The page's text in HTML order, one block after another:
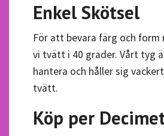
Enkel Skötsel
För att bevara färg och form
vi tvätt i 40 grader. Vårt tyg
hantera och håller sig
tvätt.
Köp per